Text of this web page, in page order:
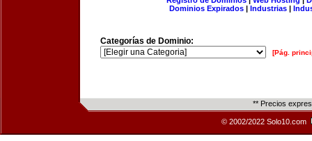
Dominios Expirados | Industrias |
Categorías de Dominio:
[Pág.
** Precios
© 2002/2022 Solo10.com